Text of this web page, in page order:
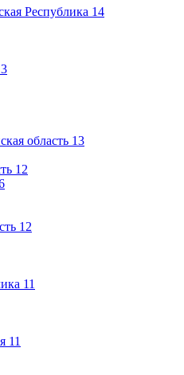
Республика 14
область 13
12
12
11
11